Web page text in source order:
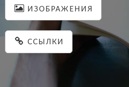
ИЗОБРАЖЕНИЯ
ССЫЛКИ